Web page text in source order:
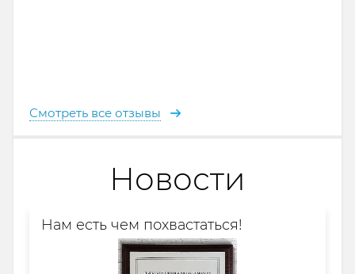
Смотреть все отзывы
Новости
Нам есть чем похвастаться!